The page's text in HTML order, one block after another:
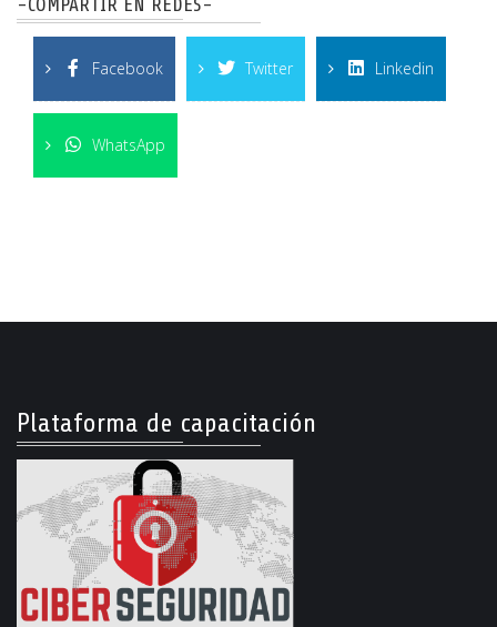
-COMPARTIR EN REDES-
Facebook Twitter Linkedin
WhatsApp
Plataforma de capacitación